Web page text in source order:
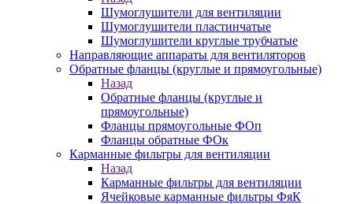
Шумоглушители для вентиляции
Шумоглушители пластинчатые
Шумоглушители круглые трубчатые
Направляющие аппараты для вентиляторов
Обратные фланцы (круглые и прямоугольные)
Назад
Обратные фланцы (круглые и
прямоугольные)
Фланцы прямоугольные ФОп
Фланцы обратные ФОк
Карманные фильтры для вентиляции
Назад
Карманные фильтры для вентиляции
Ячейковые карманные фильтры ФяК